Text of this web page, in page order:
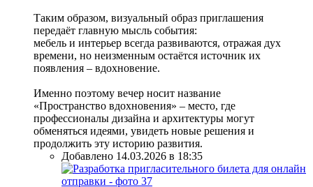
Таким образом, визуальный образ приглашения
передаёт главную мысль события:
мебель и интерьер всегда развиваются, отражая дух
времени, но неизменным остаётся источник их
появления – вдохновение.
Именно поэтому вечер носит название
«Пространство вдохновения» – место, где
профессионалы дизайна и архитектуры могут
обменяться идеями, увидеть новые решения и
продолжить эту историю развития.
Добавлено 14.03.2026 в 18:35